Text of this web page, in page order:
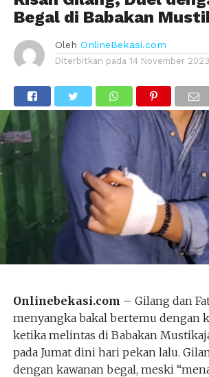
Begal di Babakan
Oleh OnlineBekasi.com
Diterbitkan pada 14 November 2023
Onlinebekasi.com – Gilang dan
menyangka bakal bertemu dengan
ketika melintas di Babakan
pada Jumat dini hari pekan lalu.
dengan kawanan begal, meski